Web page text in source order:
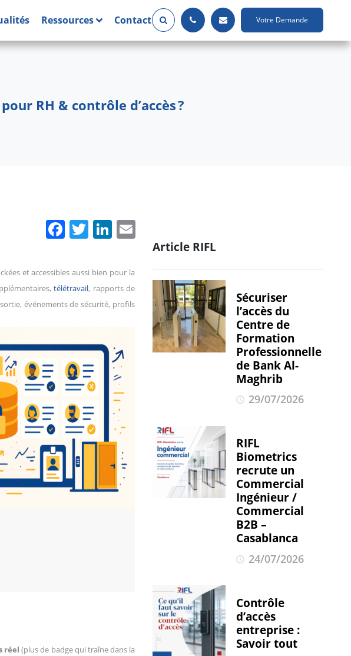
Ressources Contact Votre Demande
RH & contrôle d’accès ?
Facebook
TwitterLinkedIn
et accessibles aussi bien pour la
télétravail, rapports de
événements de sécurité, profils
réel (plus de badge qui traîne dans la
Article RIFL
Sécuriser
l’accès du
Centre de
Formation
Professionnelle
de Bank Al-
Maghrib
29/07/2026
RIFL
Biometrics
recrute un
Commercial
Ingénieur /
Commercial
B2B –
Casablanca
24/07/2026
Contrôle
d’accès
entreprise :
Savoir tout